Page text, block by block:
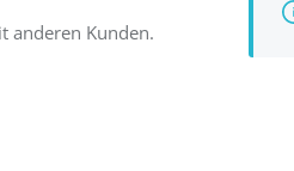
anderen Kunden.